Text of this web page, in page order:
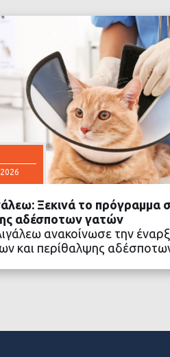
ΔΙΑΒΑΣΤΕ
Ξεκινά το πρόγραμμα
αδέσποτων γατών
ανακοίνωσε την
και περίθαλψης